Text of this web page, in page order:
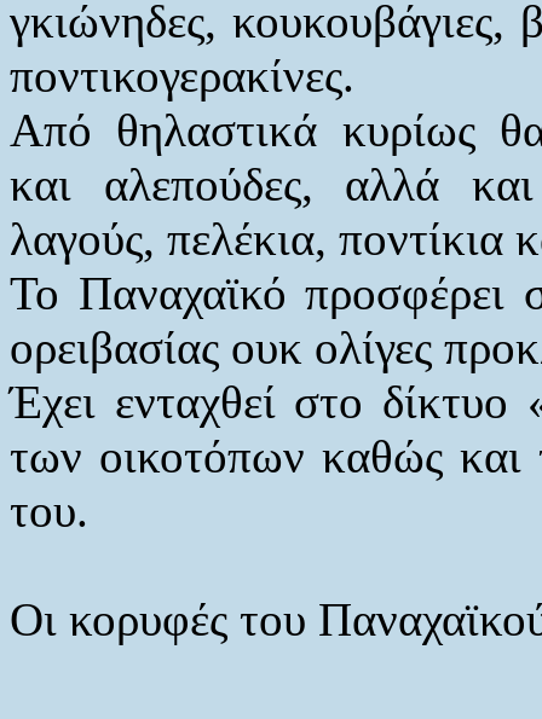
γκιώνηδες, κουκουβάγιες,
ποντικογερακίνες.
Από θηλαστικά κυρίως
και αλεπούδες, αλλά
λαγούς, πελέκια, ποντίκια
Το Παναχαϊκό προσφέρει
ορειβασίας ουκ ολίγες
Έχει ενταχθεί στο
των οικοτόπων καθώς και
του.
Οι κορυφές του